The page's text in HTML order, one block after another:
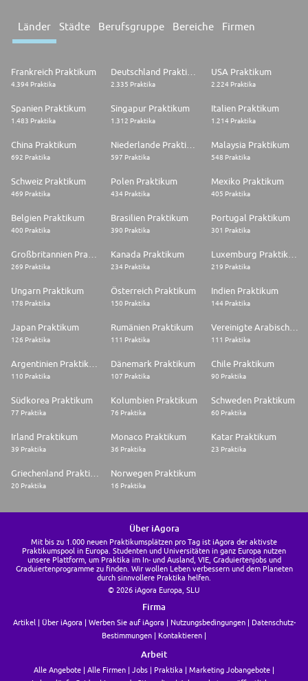
Länder Städte Berufsgruppe Bereiche Firmen
Frankreich Praktikum
4.394 Praktika 2.335 Praktika
USA Praktikum
2.224 Praktika
Spanien Praktikum
1.483 Praktika
Singapur Praktikum
1.312 Praktika
Italien Praktikum
1.214 Praktika
China Praktikum
692 Praktika 597 Praktika
Malaysia Praktikum
548 Praktika
Schweiz Praktikum
469 Praktika
Polen Praktikum
434 Praktika
Mexiko Praktikum
405 Praktika
Belgien Praktikum
400 Praktika
Brasilien Praktikum
390 Praktika
Portugal Praktikum
301 Praktika
269 Praktika
Kanada Praktikum
234 Praktika 219 Praktika
Ungarn Praktikum
178 Praktika
Österreich Praktikum
150 Praktika
Indien Praktikum
144 Praktika
Japan Praktikum
126 Praktika
Rumänien Praktikum
111 Praktika
Vereinigte Arabische Emirate Praktikum
111 Praktika
110 Praktika
Dänemark Praktikum
107 Praktika
Chile Praktikum
90 Praktika
Südkorea Praktikum
77 Praktika
Kolumbien Praktikum
76 Praktika
Schweden Praktikum
60 Praktika
Irland Praktikum
39 Praktika
Monaco Praktikum
36 Praktika
Katar Praktikum
23 Praktika
20 Praktika
Norwegen Praktikum
16 Praktika
Über iAgora
Mit bis zu 1.000 neuen Praktikumsplätzen pro Tag ist iAgora der aktivste
Praktikumspool in Europa. Studenten und Universitäten in ganz Europa nutzen
unsere Plattform, um Praktika im In- und Ausland, VIE, Graduiertenjobs und
Graduiertenprogramme zu finden. Wir wollen Leben verbessern und dem Planeten
durch sinnvollere Praktika helfen.
© 2026 iAgora Europa, SLU
Firma
Artikel Über iAgora Werben Sie auf iAgora Nutzungsbedingungen
Datenschutz-
Bestimmungen
Kontaktieren
Arbeit
Alle Angebote Alle Firmen Jobs Praktika
Marketing Jobangebote